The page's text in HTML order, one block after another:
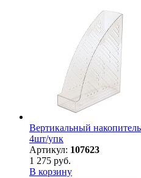
Вертикальный
4шт/упк
Артикул: 107623
1 275 руб.
В корзину